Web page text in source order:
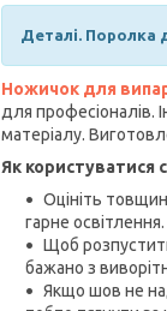
Деталі. Поролка
Ножичок для
для професіоналів.
матеріалу.
Як користуватися
Оцініть
гарне освітлення.
Щоб
бажано з
Якщо шов не